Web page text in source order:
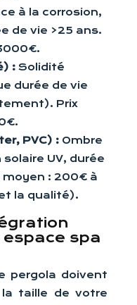
à la corrosion,
de vie >25 ans.
: Solidité
durée de vie
Prix
PVC) : Ombre
UV, durée
moyen : 200€ à
la qualité).
spa
pergola doivent
taille de votre